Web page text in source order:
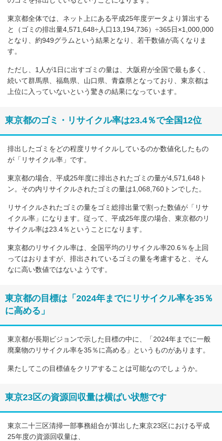
東京都全体では、ネット上にある平成25年度データより算出する
と（ゴミの排出量4,571,648÷人口13,194,736）÷365日×1,000,000
となり、約949グラムという結果となり、若干数値が高くなりま
す。
ただし、1人が1日に出すゴミの量は、大阪府が全国で最も多く、
続いて群馬県、福島県、山口県、青森県となっており、東京都は
上位に入っていないという驚きの結果になっています。
東京都のゴミ・リサイクル率は23.4％で全国12位
排出したゴミをどの程度リサイクルしているのか数値化したもの
が「リサイクル率」です。
東京都の場合、平成25年度に排出されたゴミの量が4,571,648ト
ン。その内リサイクルされたゴミの量は1,068,760トンでした。
リサイクルされたゴミの量をゴミ総排出量で割った数値が「リサ
イクル率」になります。従って、平成25年度の場合、東京都のリ
サイクル率は23.4％ということになります。
東京都のリサイクル率は、全国平均のリサイクル率20.6％を上回
ってはおりますが、排出されているゴミの量を考慮すると、そん
なに高い数値ではないようです。
東京都の目標は「2024年までにリサイクル率を35％
に高める」
東京都が長期ビジョンで示した目標の中に、「2024年までに一般
廃棄物のリサイクル率を35％に高める」というものがあります。
果たしてこの目標値をクリアすることは可能なのでしょうか。
東京23区の資源回収量は横ばい状態です
東京二十三区清掃一部事務組合が算出した東京23区における平成
25年度の資源回収量は、